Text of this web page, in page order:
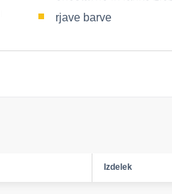
rjave barve
Izdelek